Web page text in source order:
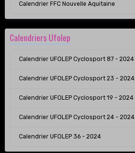
Calendrier FFC Nouvelle Aquitaine
Calendriers Ufolep
Calendrier UFOLEP Cyclosport 87 - 2024
Calendrier UFOLEP Cyclosport 23 - 2024
Calendrier UFOLEP Cyclosport 19 - 2024
Calendrier UFOLEP Cyclosport 24 - 2024
Calendrier UFOLEP 36 - 2024